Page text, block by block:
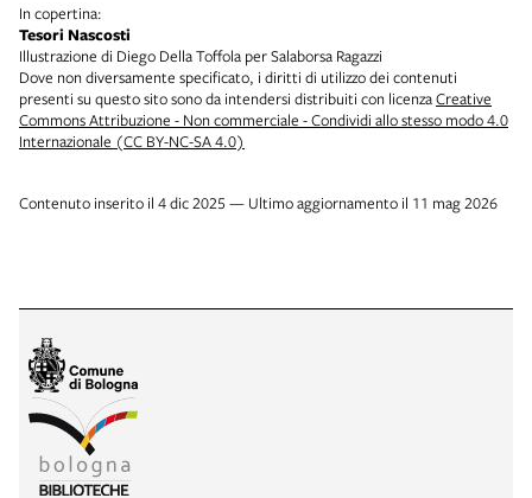
In copertina:
Tesori Nascosti
Illustrazione di Diego Della Toffola per Salaborsa Ragazzi
Dove non diversamente specificato, i diritti di utilizzo dei contenuti
presenti su questo sito sono da intendersi distribuiti con licenzaCreative
Commons Attribuzione - Non commerciale - Condividi allo stesso modo 4.0
Internazionale (CC BY-NC-SA 4.0)
Contenuto inserito il 4 dic 2025 — Ultimo aggiornamento il 11 mag 2026